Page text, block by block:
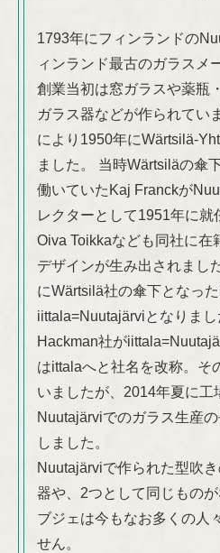
1793年にフィンランドの
ィンランド最古のガラスメ
創業当初は窓ガラスや薬瓶
ガラス器などが作られてい
により1950年にWärtsilä-
ました。 当時Wärtsiläの傘
働いていたKaj Franckが
レクターとして1951年に就
Oiva Toikkaなども同社に在
デザインが生み出されまし
にWärtsilä社の傘下となっ
iittala=Nuutajärviとなりま
Hackman社が
はittalaへと社名を改称。そ
いましたが、2014年夏に工
Nuutajärviでのガラス生産
しました。
Nuutajärviで作られた型吹
器や、2つとして同じもの
ブジェは今もなお多くの人
せん。